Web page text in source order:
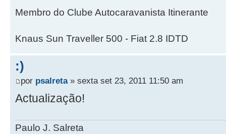
Membro do Clube Autocaravanista Itinerante
Knaus Sun Traveller 500 - Fiat 2.8 IDTD
:)
por psalreta» sexta set 23, 2011 11:50 am
Actualização!
Paulo J. Salreta